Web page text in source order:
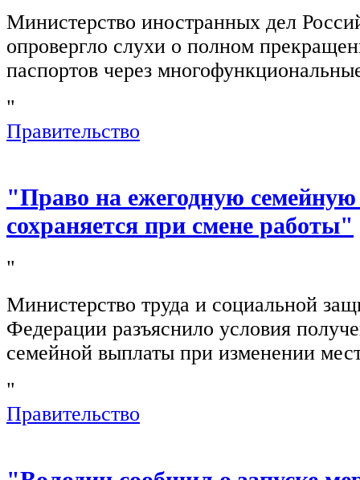
Министерство иностранных дел
опровергло слухи о полном
паспортов через
"
Правительство
"Право на ежегодную
сохраняется при смене работы"
"
Министерство труда и социальной
Федерации разъяснило условия
семейной выплаты при изменении
"
Правительство